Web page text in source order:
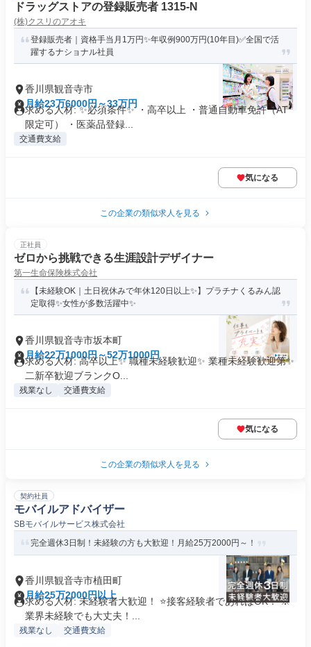
ドラッグストアの登録販売者 1315-N
(株)クスリのアオキ
登録販売者｜資格手当月1万円✨年収例900万円(10年目)✅全国で活
躍するナショナル社員
香川県観音寺市
月給23万6000円～33万円
求める人材: ✨必須条件✨ ・高卒以上 ・普通自動車免許（AT
限定可） ・医薬品登録...
交通費支給
気になる
この企業の類似求人を見る
正社員
ゼロから挑戦できる生涯設計デザイナー
第一生命保険株式会社
【未経験OK｜土日祝休みで年休120日以上✨】プラチナくるみん認
定取得✨女性が多数活躍中✨
香川県観音寺市坂本町
月給22万1000円～52万1000円
求める人材: 高卒以上✨ 職種未経験歓迎✨ 業種未経験歓迎第✨
二新卒歓迎ブランクO...
残業なし 交通費支給
気になる
この企業の類似求人を見る
契約社員
モバイルアドバイザー
SBモバイルサービス株式会社
完全週休3日制！未経験の方も大歓迎！月給25万2000円～！
香川県観音寺市植田町
月給25万2000円以上
求める人材: 未経験者大歓迎！ ⭐接客経験者であればOK！ ※
業界未経験でも大丈夫！...
残業なし 交通費支給